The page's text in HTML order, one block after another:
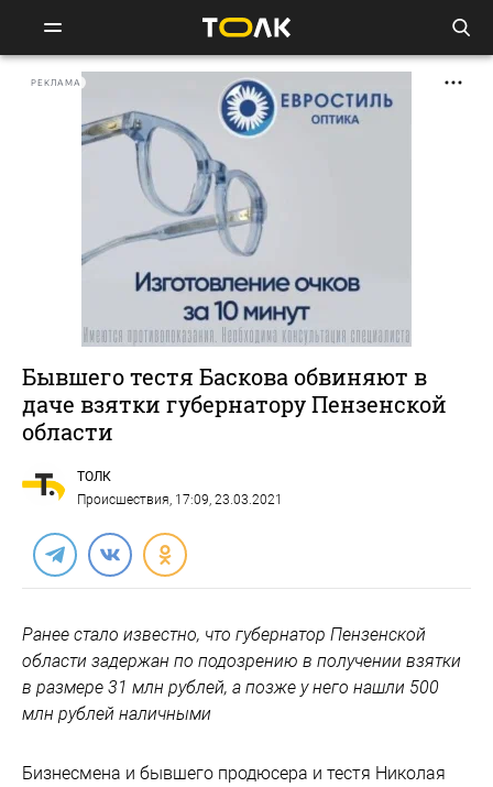
РЕКЛАМА
Бывшего тестя Баскова обвиняют в
даче взятки губернатору Пензенской
области
ТОЛК
Происшествия, 17:09, 23.03.2021
Ранее стало известно, что губернатор Пензенской
области задержан по подозрению в получении взятки
в размере 31 млн рублей, а позже у него нашли 500
млн рублей наличными
Бизнесмена и бывшего продюсера и тестя Николая